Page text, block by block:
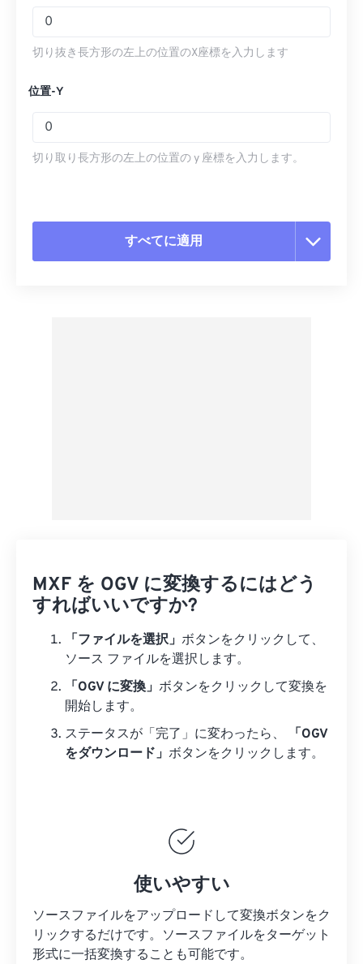
切り抜き長方形の左上の位置のX座標を入力します
位置-Y
切り取り長方形の左上の位置の y 座標を入力します。
すべてに適用
MXF を OGV に変換するにはどう
すればいいですか?
「ファイルを選択」 ボタンをクリックして、
ソース ファイルを選択します。
「OGV に変換」 ボタンをクリックして変換を
開始します。
ステータスが「完了」に変わったら、
「OGV
をダウンロード」 ボタンをクリックします。
使いやすい
ソースファイルをアップロードして変換ボタンをク
リックするだけです。 ソースファイルをターゲット
形式に一括変換することも可能です。